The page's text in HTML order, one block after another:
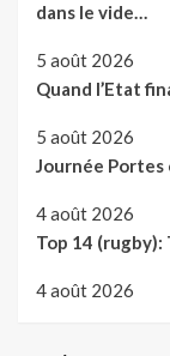
dans le vide…
5 août 2026
Quand l’Etat
5 août 2026
Journée Portes
4 août 2026
Top 14 (rugby):
4 août 2026